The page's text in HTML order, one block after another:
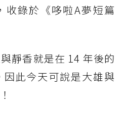
收錄於《哆啦A夢短篇
靜香就是在 14 年後的
此今天可說是大雄與